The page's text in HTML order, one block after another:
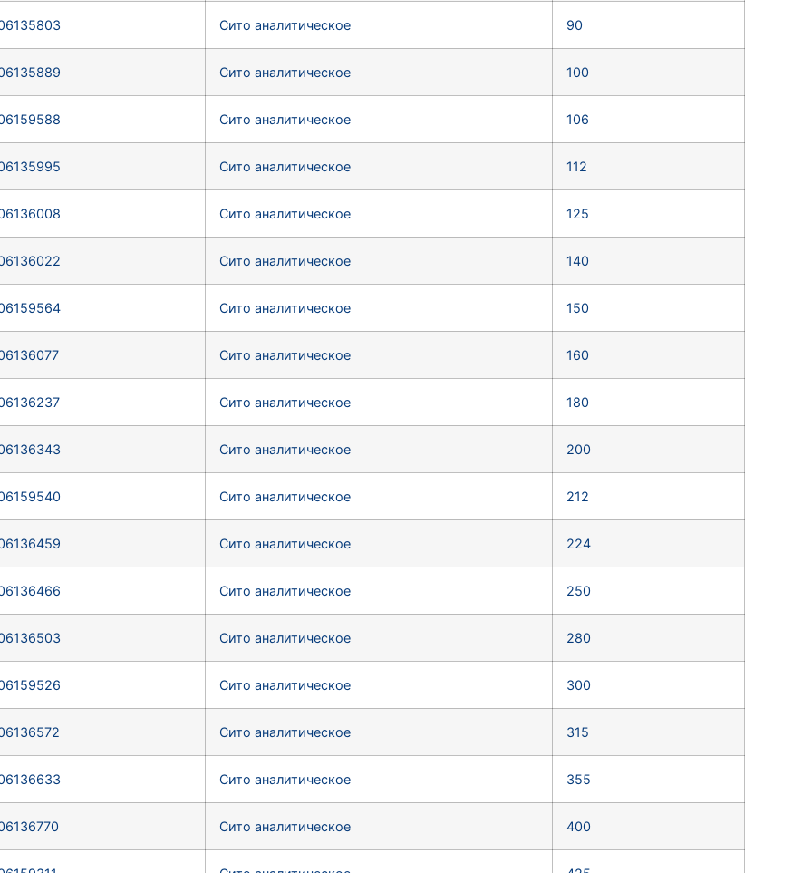
Сито аналитическое 90
Сито аналитическое 100
Сито аналитическое 106
Сито аналитическое 112
Сито аналитическое 125
Сито аналитическое 140
Сито аналитическое 150
Сито аналитическое 160
Сито аналитическое 180
Сито аналитическое 200
Сито аналитическое 212
Сито аналитическое 224
Сито аналитическое 250
Сито аналитическое 280
Сито аналитическое 300
Сито аналитическое 315
Сито аналитическое 355
Сито аналитическое 400